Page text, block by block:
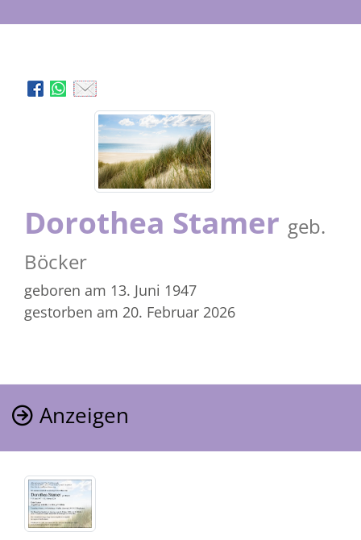
Dorothea Stamer geb.
Böcker
geboren am 13. Juni 1947
gestorben am 20. Februar 2026
Anzeigen